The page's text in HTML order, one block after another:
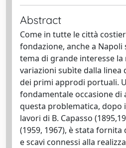
Abstract
Come in tutte le città
fondazione, anche a
tema di grande interesse
variazioni subìte dalla linea
dei primi approdi portuali.
fondamentale occasione
questa problematica,
lavori di B. Capasso
(1959, 1967), è stata
e scavi connessi alla